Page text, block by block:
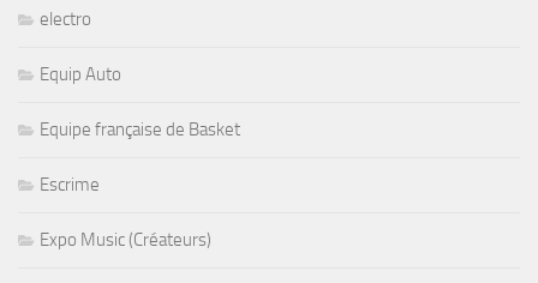
electro
Equip Auto
Equipe française de Basket
Escrime
Expo Music (Créateurs)